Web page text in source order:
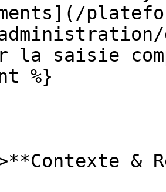
la saisie
%}
&